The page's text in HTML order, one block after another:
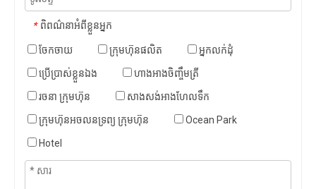
* ពិពណ៌នាអំពីខ្លួនអ្នក
ចែកចាយ ក្រុមហ៊ុនផលិត អ្នកលក់ដុំ
ប្រើប្រាស់ខ្លួនឯង ហាងអាងចិញ្ចឹមត្រី
រចនា ក្រុមហ៊ុន សាងសង់អាងហែលទឹក
ក្រុមហ៊ុនអចលនទ្រព្យ ក្រុមហ៊ុន Ocean Park
Hotel